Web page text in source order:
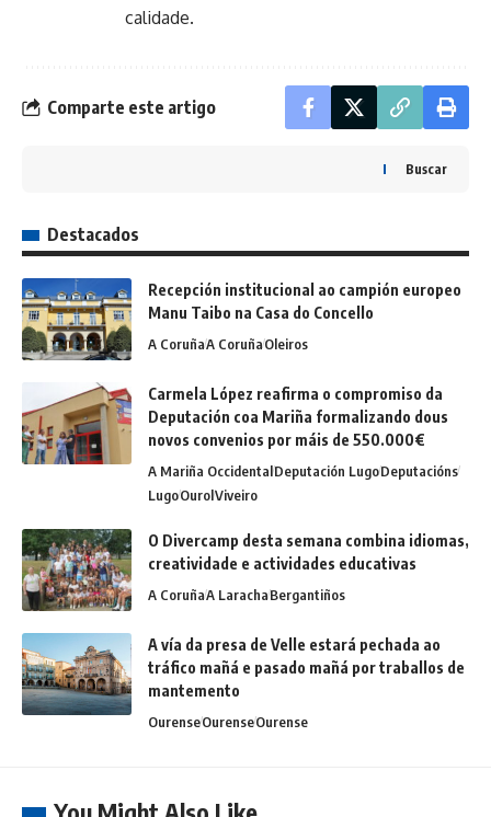
calidade.
Comparte este artigo
Buscar
Destacados
Recepción institucional ao campión europeo
Manu Taibo na Casa do Concello
A CoruñaA CoruñaOleiros
Carmela López reafirma o compromiso da
Deputación coa Mariña formalizando dous
novos convenios por máis de 550.000€
A Mariña OccidentalDeputación LugoDeputacións
LugoOurolViveiro
O Divercamp desta semana combina idiomas,
creatividade e actividades educativas
A CoruñaA LarachaBergantiños
A vía da presa de Velle estará pechada ao
tráfico mañá e pasado mañá por traballos de
mantemento
OurenseOurenseOurense